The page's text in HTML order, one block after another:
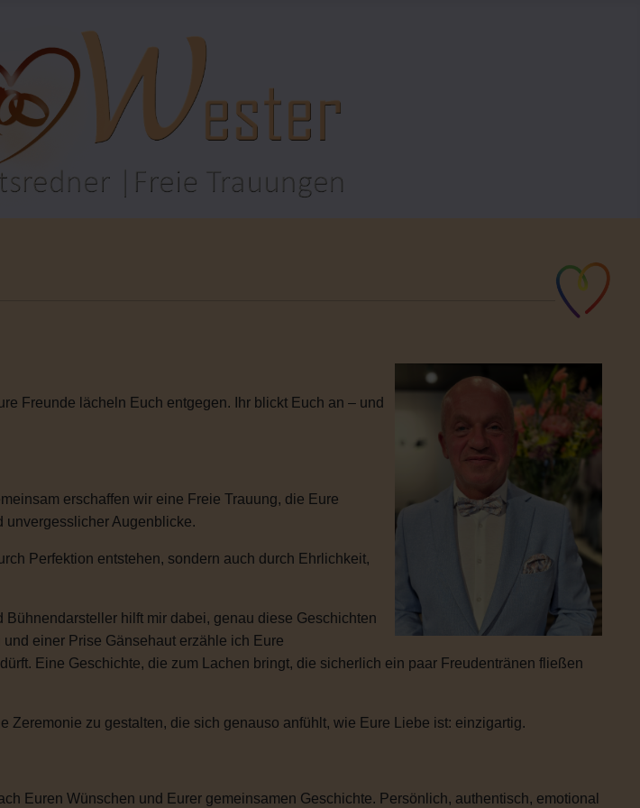
Freunde lächeln Euch entgegen. Ihr blickt Euch an – und
erschaffen wir eine Freie Trauung, die Eure
unvergesslicher Augenblicke.
Perfektion entstehen, sondern auch durch Ehrlichkeit,
hilft mir dabei, genau diese Geschichten
einer Prise Gänsehaut erzähle ich Eure
Eine Geschichte, die zum Lachen bringt, die sicherlich ein paar Freudentränen fließen
Zeremonie zu gestalten, die sich genauso anfühlt, wie Eure Liebe ist: einzigartig.
Euren Wünschen und Eurer gemeinsamen Geschichte. Persönlich, authentisch, emotional